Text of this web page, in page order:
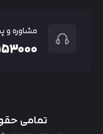
مشاوره و
تمامی